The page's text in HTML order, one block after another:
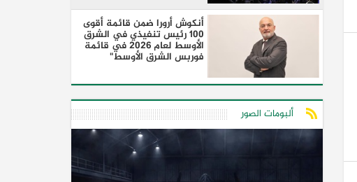
أنكوش أرورا ضمن قائمة أقوى
100 رئيس تنفيذي في الشرق
الأوسط لعام 2026 في قائمة
فوربس الشرق الأوسط"
ألبومات الصور